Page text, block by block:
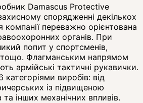
Damascus Protective
спорядженні декількох
компанії переважно орієнтована
органів. При
попит у спортсменів,
тощо. Флагманським напрямом
армійські тактичні рукавички.
категоріями виробів: від
із підвищеною
та інших механічних впливів.